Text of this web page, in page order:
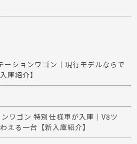
ーションワゴン｜現行モデルならで
庫紹介】
ワゴン 特別仕様車が入庫｜V8ツ
える一台【新入庫紹介】